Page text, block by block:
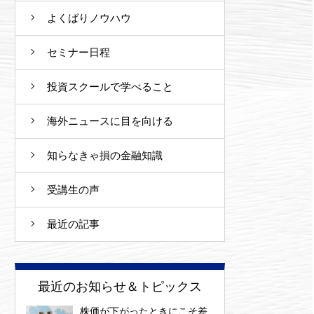
よくばりノウハウ
セミナー日程
投資スクールで学べること
海外ニュースに目を向ける
知らなきゃ損の金融知識
受講生の声
最近の記事
最近のお知らせ＆トピックス
株価が下がったときにこそ差